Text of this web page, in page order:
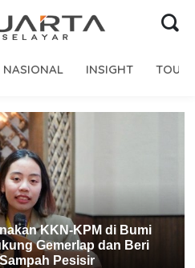
NASIONAL INSIGHT
KKN-KPM di Bumi
Gemerlap dan Beri
Pesisir